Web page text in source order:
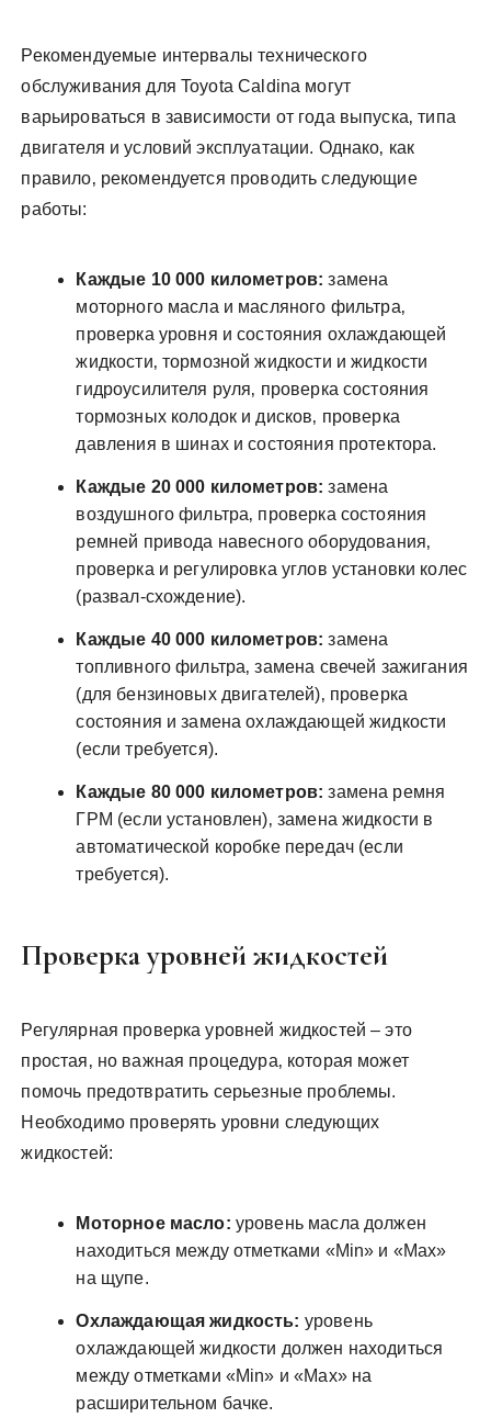
Рекомендуемые интервалы технического
обслуживания для Toyota Caldina могут
варьироваться в зависимости от года выпуска‚ типа
двигателя и условий эксплуатации. Однако‚ как
правило‚ рекомендуется проводить следующие
работы:
Каждые 10 000 километров: замена
моторного масла и масляного фильтра‚
проверка уровня и состояния охлаждающей
жидкости‚ тормозной жидкости и жидкости
гидроусилителя руля‚ проверка состояния
тормозных колодок и дисков‚ проверка
давления в шинах и состояния протектора.
Каждые 20 000 километров: замена
воздушного фильтра‚ проверка состояния
ремней привода навесного оборудования‚
проверка и регулировка углов установки колес
(развал-схождение).
Каждые 40 000 километров: замена
топливного фильтра‚ замена свечей зажигания
(для бензиновых двигателей)‚ проверка
состояния и замена охлаждающей жидкости
(если требуется).
Каждые 80 000 километров: замена ремня
ГРМ (если установлен)‚ замена жидкости в
автоматической коробке передач (если
требуется).
Проверка уровней жидкостей
Регулярная проверка уровней жидкостей – это
простая‚ но важная процедура‚ которая может
помочь предотвратить серьезные проблемы.
Необходимо проверять уровни следующих
жидкостей:
Моторное масло: уровень масла должен
находиться между отметками «Min» и «Max»
на щупе.
Охлаждающая жидкость: уровень
охлаждающей жидкости должен находиться
между отметками «Min» и «Max» на
расширительном бачке.